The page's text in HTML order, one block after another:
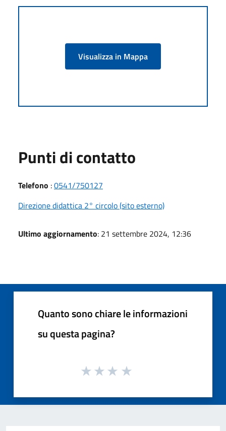
Visualizza in Mappa
Punti di contatto
Telefono :0541/750127
Direzione didattica 2° circolo (sito esterno)
Ultimo aggiornamento: 21 settembre 2024, 12:36
Quanto sono chiare le informazioni
su questa pagina?